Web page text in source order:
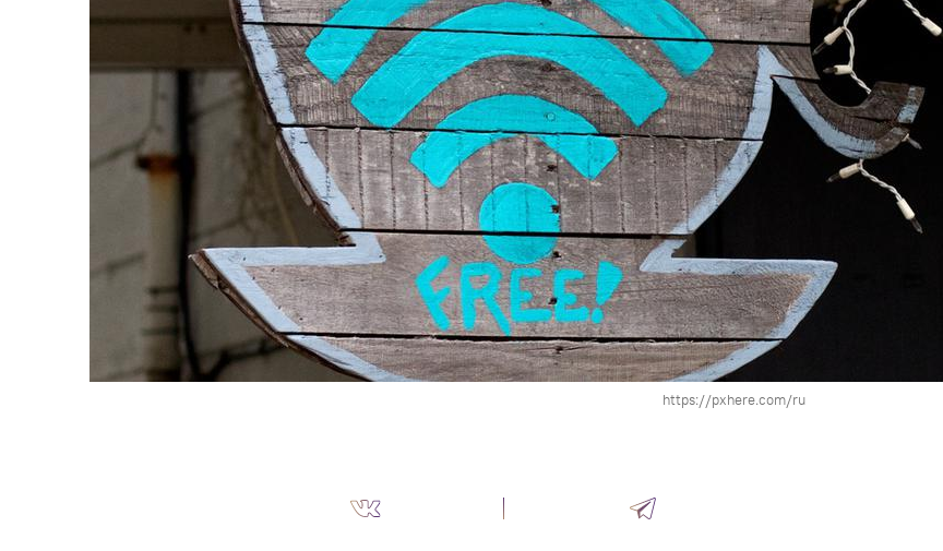
https://pxhere.com/ru